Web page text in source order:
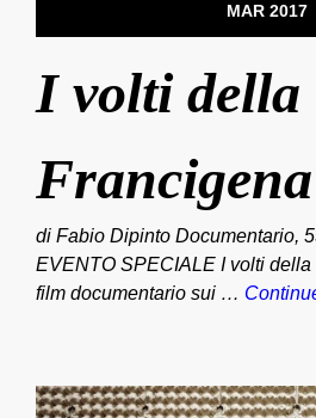
MAR 2017
I volti della
Francigena
di Fabio Dipinto Documentario,
EVENTO SPECIALE I volti
film documentario sui …